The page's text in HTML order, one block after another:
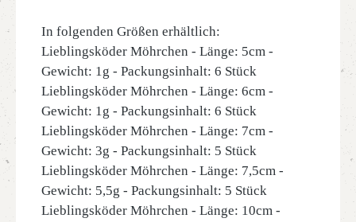
In folgenden Größen erhältlich:
Lieblingsköder Möhrchen - Länge: 5cm -
Gewicht: 1g - Packungsinhalt: 6 Stück
Lieblingsköder Möhrchen - Länge: 6cm -
Gewicht: 1g - Packungsinhalt: 6 Stück
Lieblingsköder Möhrchen - Länge: 7cm -
Gewicht: 3g - Packungsinhalt: 5 Stück
Lieblingsköder Möhrchen - Länge: 7,5cm -
Gewicht: 5,5g - Packungsinhalt: 5 Stück
Lieblingsköder Möhrchen - Länge: 10cm -